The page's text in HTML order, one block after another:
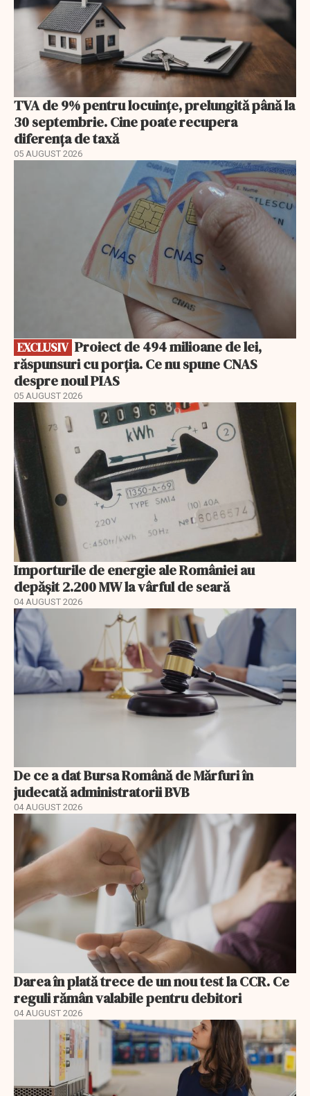
TVA de 9% pentru locuințe, prelungită până la
30 septembrie. Cine poate recupera
diferența de taxă
05 AUGUST 2026
EXCLUSIV
răspunsuri cu porția. Ce nu spune CNAS
despre noul PIAS
05 AUGUST 2026
Importurile de energie ale României au
depășit 2.200 MW la vârful de seară
04 AUGUST 2026
De ce a dat Bursa Română de Mărfuri în
judecată administratorii BVB
04 AUGUST 2026
Darea în plată trece de un nou test la CCR. Ce
reguli rămân valabile pentru debitori
04 AUGUST 2026